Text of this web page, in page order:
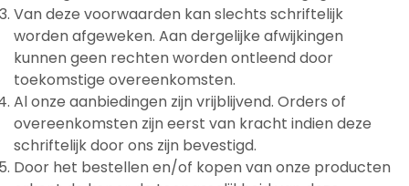
Van deze voorwaarden kan slechts schriftelijk
worden afgeweken. Aan dergelijke afwijkingen
kunnen geen rechten worden ontleend door
toekomstige overeenkomsten.
Al onze aanbiedingen zijn vrijblijvend. Orders of
overeenkomsten zijn eerst van kracht indien deze
schriftelijk door ons zijn bevestigd.
Door het bestellen en/of kopen van onze producten